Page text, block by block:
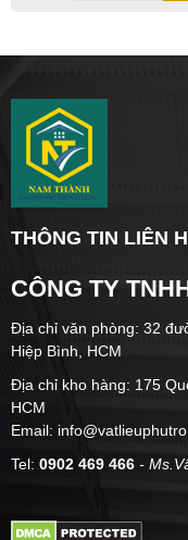
THÔNG TIN LIÊN
CÔNG TY
Địa chỉ văn phòng: 32
Hiệp Bình, HCM
Địa chỉ kho hàng: 175
HCM
Email:
Tel: 0902 469 466 -